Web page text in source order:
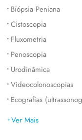
Biópsia Peniana
Cistoscopia
Fluxometria
Penoscopia
Urodinâmica
Videocolonoscopias
Ecografias
Ver Mais